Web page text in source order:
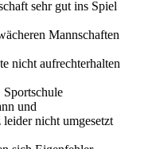
sehr gut ins Spiel
Mannschaften
nicht aufrechterhalten
Sportschule
und
leider nicht umgesetzt